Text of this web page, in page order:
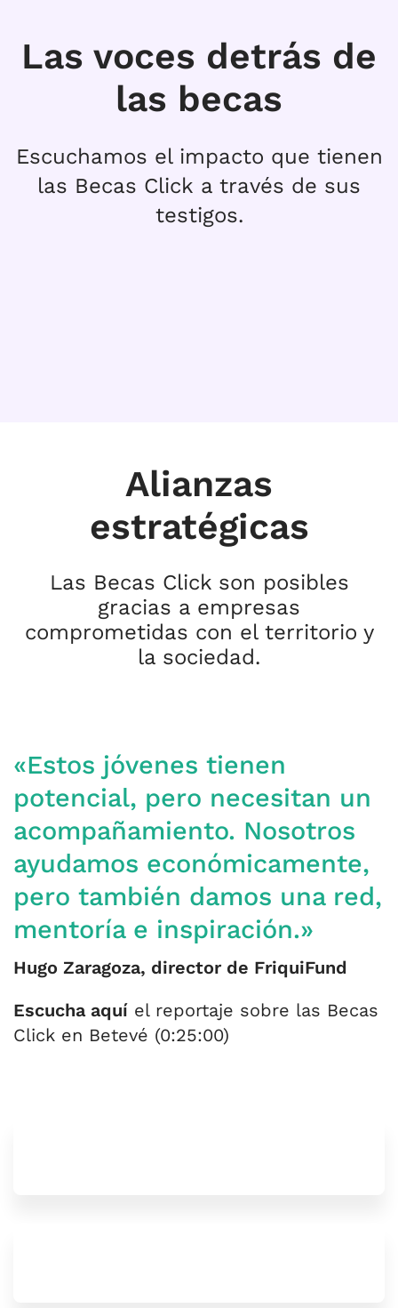
Las voces detrás de
las becas
Escuchamos el impacto que tienen
las Becas Click a través de sus
testigos.
Alianzas
estratégicas
Las Becas Click son posibles
gracias a empresas
comprometidas con el territorio y
la sociedad.
«Estos jóvenes tienen
potencial, pero necesitan un
acompañamiento. Nosotros
ayudamos económicamente,
pero también damos una red,
mentoría e inspiración.»
Hugo Zaragoza, director de FriquiFund
Escucha aquí el reportaje sobre las Becas
Click en Betevé (0:25:00)